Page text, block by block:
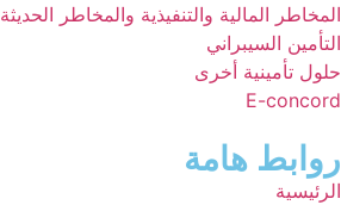
المخاطر المالية والتنفيذية والمخاطر الحديثة
التأمين السيبراني
حلول تأمينية أخرى
E-concord
روابط هامة
الرئيسية